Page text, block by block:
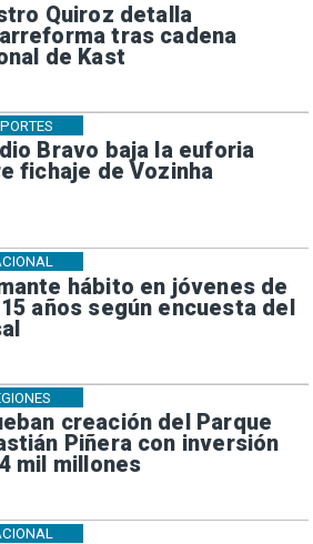
Quiroz detalla
tras cadena
de Kast
Bravo baja la euforia
fichaje de Vozinha
hábito en jóvenes de
años según encuesta del
creación del Parque
Piñera con inversión
mil millones